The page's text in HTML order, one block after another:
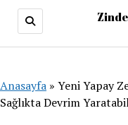
Anasayfa » Yeni Yapay
Sağlıkta Devrim